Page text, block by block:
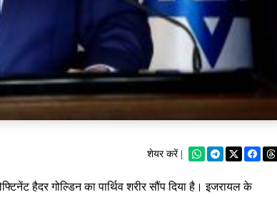
शेयर करें |
हैदर गोल्डिन का पार्थिव शरीर सौंप दिया है। इजरायल के